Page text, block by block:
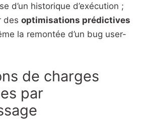
d’un historique d’exécution ;
des optimisations prédictives
la remontée d’un bug user-
de charges
par